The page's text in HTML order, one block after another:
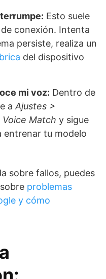
Esto suele
conexión. Intenta
persiste, realiza un
del dispositivo
mi voz: Dentro de
a Ajustes >
Match y sigue
entrenar tu modelo
sobre fallos, puedes
problemas
y cómo